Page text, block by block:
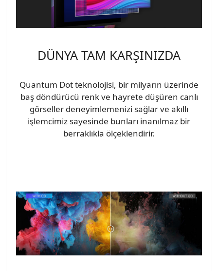
DÜNYA TAM KARŞINIZDA
Quantum Dot teknolojisi, bir milyarın üzerinde
baş döndürücü renk ve hayrete düşüren canlı
görseller deneyimlemenizi sağlar ve akıllı
işlemcimiz sayesinde bunları inanılmaz bir
berraklıkla ölçeklendirir.